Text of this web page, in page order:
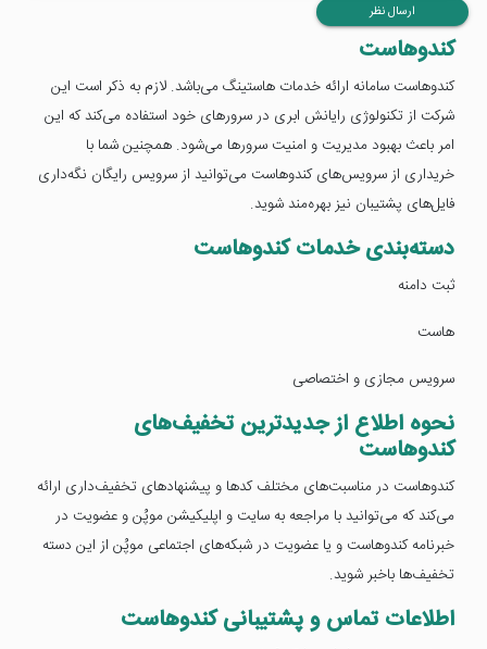
ارسال نظر
کندوهاست
کندوهاست سامانه ارائه خدمات هاستینگ می‌باشد. لازم به ذکر است این
شرکت از تکنولوژی رایانش ابری در سرورهای خود استفاده می‌کند که این
امر باعث بهبود مدیریت و امنیت سرورها می‌شود. همچنین شما با
خریداری از سرویس‌های کندوهاست می‌توانید از سرویس رایگان نگه‌داری
فایل‌های پشتیبان نیز بهره‌مند شوید.
دسته‌بندی خدمات کندوهاست
ثبت دامنه
هاست
سرویس مجازی و اختصاصی
نحوه اطلاع از جدیدترین تخفیف‌های
کندوهاست
کندوهاست در مناسبت‌های مختلف کدها و پیشنهادهای تخفیف‌داری ارائه
می‌کند که می‌توانید با مراجعه به سایت و اپلیکیشن موپُن و عضویت در
خبرنامه کندوهاست و یا عضویت در شبکه‌های اجتماعی موپُن از این دسته
تخفیف‌ها باخبر شوید.
اطلاعات تماس و پشتیبانی کندوهاست